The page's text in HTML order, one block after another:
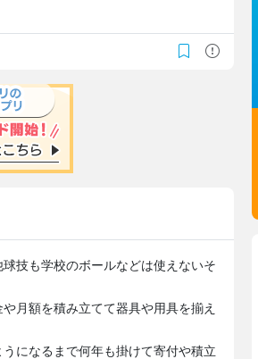
技も学校のボールなどは使えないそ
月額を積み立てて器具や用具を揃え
になるまで何年も掛けて寄付や積立